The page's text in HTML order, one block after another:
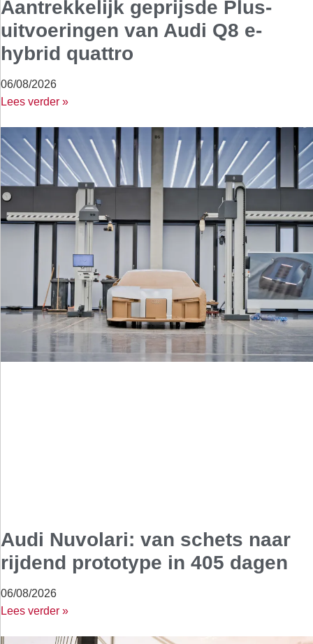
Aantrekkelijk geprijsde Plus-
uitvoeringen van Audi Q8 e-
hybrid quattro
06/08/2026
Lees verder »
Audi Nuvolari: van schets naar
rijdend prototype in 405 dagen
06/08/2026
Lees verder »